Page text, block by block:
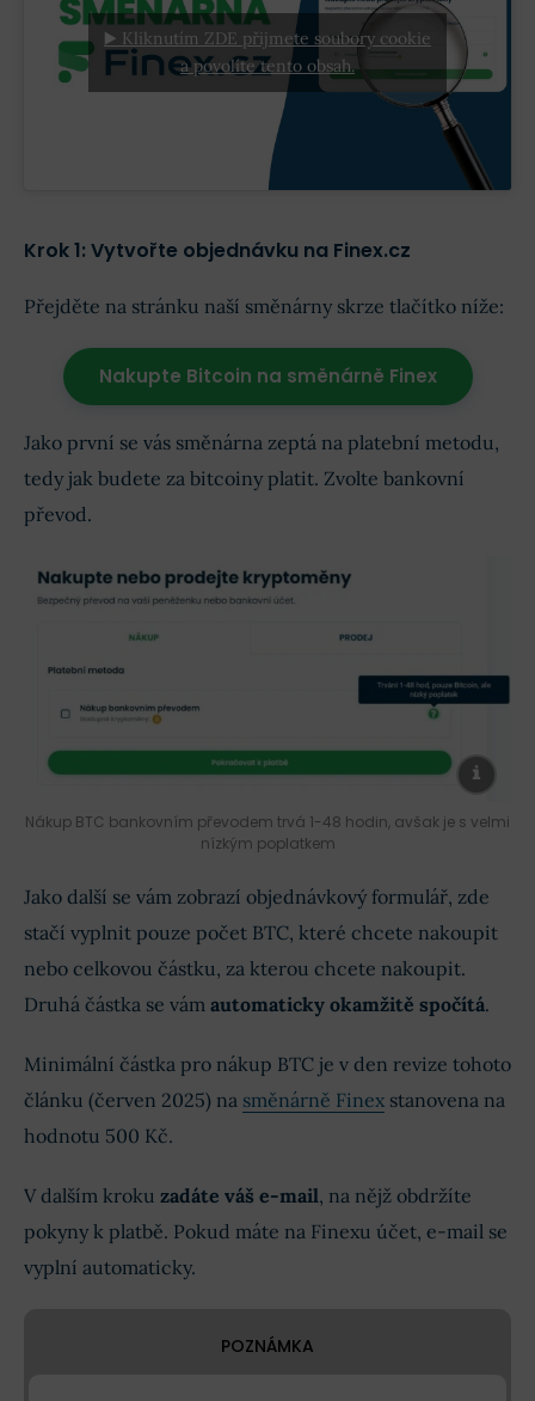
▶️ Kliknutím ZDE přijmete soubory cookie
a povolíte tento obsah.
Krok 1: Vytvořte objednávku na Finex.cz
Přejděte na stránku naší směnárny skrze tlačítko níže:
Nakupte Bitcoin na směnárně Finex
Jako první se vás směnárna zeptá na platební metodu,
tedy jak budete za bitcoiny platit. Zvolte bankovní
převod.
Nákup BTC bankovním převodem trvá 1-48 hodin, avšak je s velmi
nízkým poplatkem
Jako další se vám zobrazí objednávkový formulář, zde
stačí vyplnit pouze počet BTC, které chcete nakoupit
nebo celkovou částku, za kterou chcete nakoupit.
Druhá částka se vám automaticky okamžitě spočítá.
Minimální částka pro nákup BTC je v den revize tohoto
článku (červen 2025) na směnárně Finex stanovena na
hodnotu 500 Kč.
V dalším kroku zadáte váš e-mail, na nějž obdržíte
pokyny k platbě. Pokud máte na Finexu účet, e-mail se
vyplní automaticky.
POZNÁMKA